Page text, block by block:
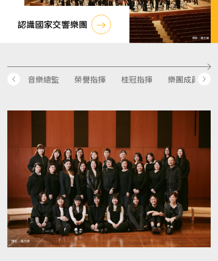
認識國家交響樂團
音樂總監 榮譽指揮 桂冠指揮 樂團成員